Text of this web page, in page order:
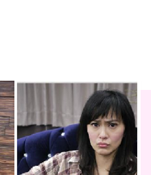
是一條沒有終點又必須勤勞
優秉持著今天要比昨天更美